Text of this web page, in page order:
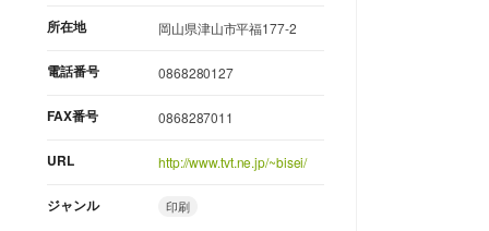
所在地 岡山県津山市平福177-2
電話番号 0868280127
FAX番号 0868287011
URL http://www.tvt.ne.jp/~bisei/
ジャンル 印刷